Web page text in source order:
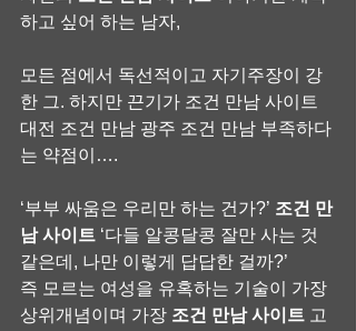
하고 싶어 하는 남자,
모든 점에서 독선적이고 자기주장이 강
한 그. 하지만 끈기가 조건 만남 사이트
대전 조건 만남 광주 조건 만남 부족하다
는 약점이….
‘부부 싸움은 우리만 하는 건가?’ 조건 만
남 사이트 ‘다들 알콩달콩 잘만 사는 것
같은데, 나만 이렇게 답답한 걸까?’
즉 모르는 여성을 유혹하는 기술이 가장
상위개념이며 가장 조건 만남 사이트 고